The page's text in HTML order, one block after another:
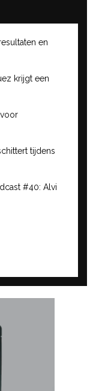
en
krijgt een
tijdens
#40: Alvi